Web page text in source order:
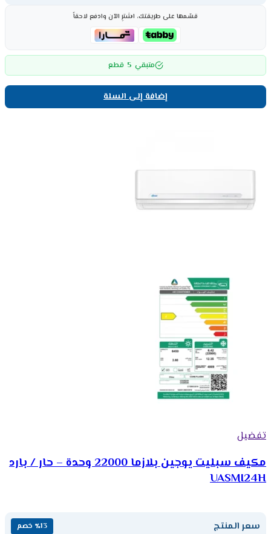
قسّمها على طريقتك، اشترِ الآن وادفع لاحقاً
متبقي 5 قطع
إضافة إلى السلة
تفضيل
مكيف سبليت يوجين بلازما 22000 وحدة – حار / بارد
UASMI24H
سعر المنتج ٪13 خصم